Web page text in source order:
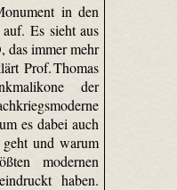
in den
Es sieht aus
das immer mehr
Prof. Thomas
der
es dabei auch
und warum
modernen
haben.